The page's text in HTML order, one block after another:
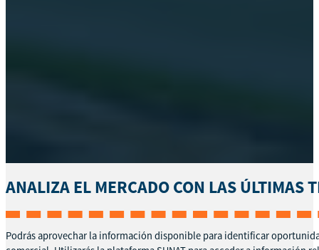
ANALIZA EL MERCADO CON LAS ÚLTIMAS
Podrás aprovechar la información disponible para identificar